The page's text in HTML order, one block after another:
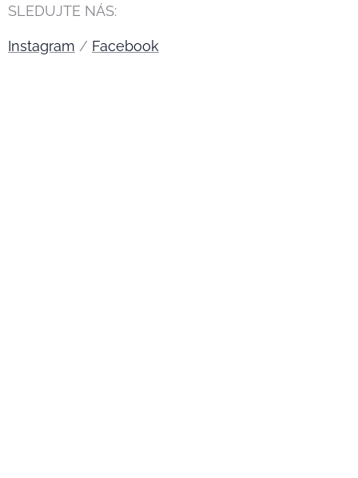
SLEDUJTE NÁS:
Instagram / Facebook